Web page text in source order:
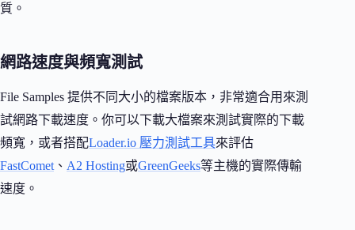
質。
網路速度與頻寬測試
File Samples 提供不同大小的檔案版本，非常適合用來測
試網路下載速度。你可以下載大檔案來測試實際的下載
頻寬，或者搭配Loader.io 壓力測試工具來評估
FastComet 、 A2 Hosting或GreenGeeks等主機的實際傳輸
速度。